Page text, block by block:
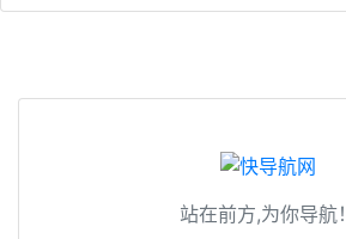
站在前方,为你导航！